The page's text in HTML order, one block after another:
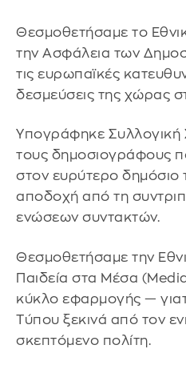
Θεσμοθετήσαμε το
την Ασφάλεια των
τις ευρωπαϊκές
δεσμεύσεις της χώρας
Υπογράφηκε Συλλογική
τους δημοσιογράφους
στον ευρύτερο δημόσιο
αποδοχή από τη
ενώσεων συντακτών.
Θεσμοθετήσαμε την
Παιδεία στα Μέσα
κύκλο εφαρμογής —
Τύπου ξεκινά από τον
σκεπτόμενο πολίτη.